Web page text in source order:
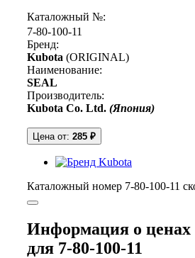
Каталожный №:
7-80-100-11
Бренд:
Kubota (ORIGINAL)
Наименование:
SEAL
Производитель:
Kubota Co. Ltd. (Япония)
Цена от: 285 ₽
Каталожный номер 7-80-100-11
Информация о ценах
для 7-80-100-11